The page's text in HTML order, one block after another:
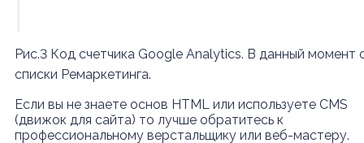
Рис.3 Код счетчика Google Analytics. В данный момент
списки Ремаркетинга.
Если вы не знаете основ HTML или используете CMS
(движок для сайта) то лучше обратитесь к
профессиональному верстальщику или веб-мастеру.